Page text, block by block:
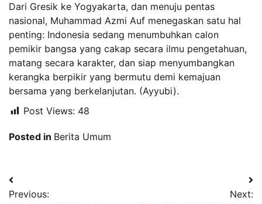
Dari Gresik ke Yogyakarta, dan menuju pentas
nasional, Muhammad Azmi Auf menegaskan satu hal
penting: Indonesia sedang menumbuhkan calon
pemikir bangsa yang cakap secara ilmu pengetahuan,
matang secara karakter, dan siap menyumbangkan
kerangka berpikir yang bermutu demi kemajuan
bersama yang berkelanjutan. (Ayyubi).
Post Views: 48
Posted in Berita Umum
Navigasi
Previous:
Next: